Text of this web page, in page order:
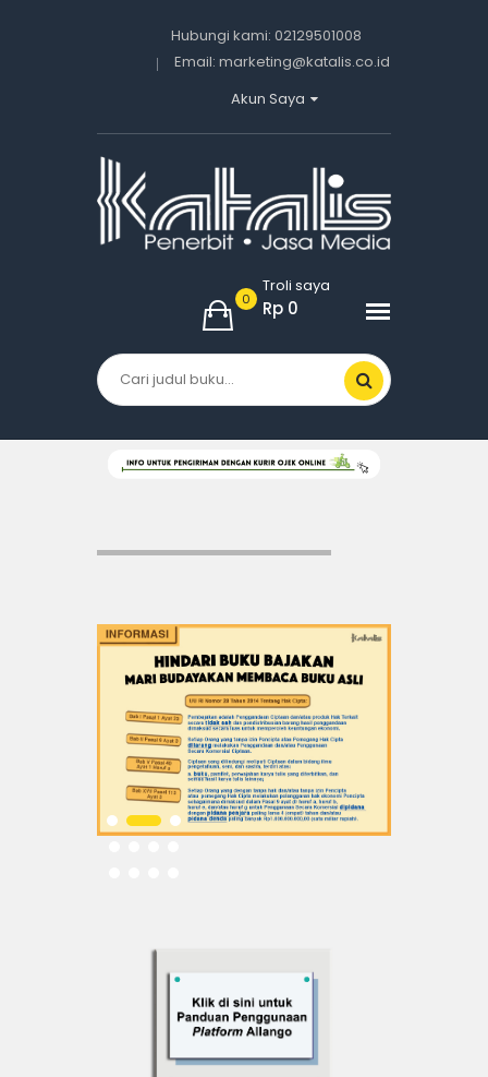
Hubungi kami: 02129501008
Email: marketing@katalis.co.id
Akun Saya
Daftar
Troli saya
0 Rp 0